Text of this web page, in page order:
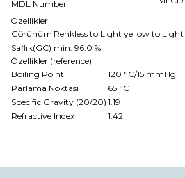
MDL Number
Özellikler
Görünüm Renkless to Light yellow to
Saflık(GC) min. 96.0 %
Özellikler (reference)
Boiling Point
120 °C/15 mmHg
Parlama Noktası
65 °C
Specific Gravity (20/20) 1.19
Refractive Index
1.42
konularda yetersiz gördüğünüz